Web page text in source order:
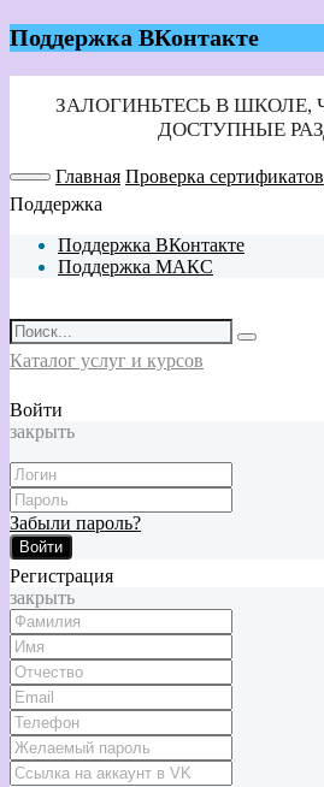
Поддержка ВКонтакте
Главная Проверка сертификатов
Поддержка
Поддержка ВКонтакте
Поддержка МАКС
Каталог услуг и курсов
Войти
закрыть
Забыли пароль?
Войти
Регистрация
закрыть